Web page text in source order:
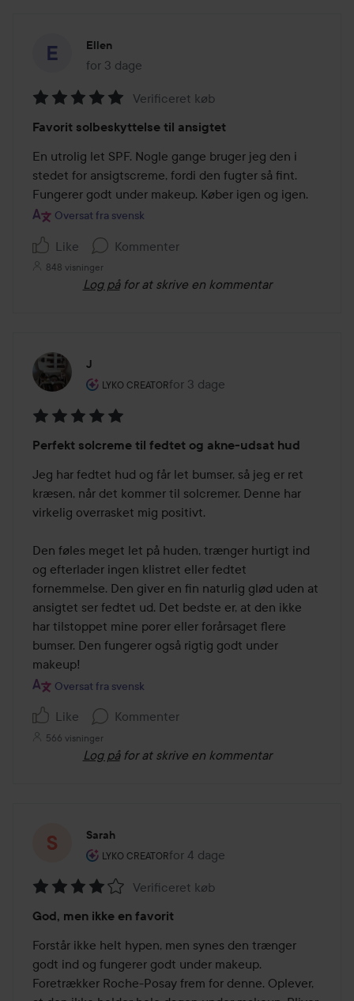
Ellen
for 3 dage
Posten blev oprettet for 3 dage
5
ud
af
5
Verificeret køb
Favorit solbeskyttelse til ansigtet
En utrolig let SPF. Nogle gange bruger jeg den i
stedet for ansigtscreme, fordi den fugter så fint.
Fungerer godt under makeup. Køber igen og igen.
Oversat fra svensk
Like Kommenter
848 visninger
Log på for at skrive en kommentar
J
LYKO CREATOR
Brugerens rolle: Lyko Creator.
for 3 dage
Posten blev oprettet for 3 dage
5
ud
af
5
Perfekt solcreme til fedtet og akne-udsat hud
Jeg har fedtet hud og får let bumser, så jeg er ret
kræsen, når det kommer til solcremer. Denne har
virkelig overrasket mig positivt.
Den føles meget let på huden, trænger hurtigt ind
og efterlader ingen klistret eller fedtet
fornemmelse. Den giver en fin naturlig glød uden at
ansigtet ser fedtet ud. Det bedste er, at den ikke
har tilstoppet mine porer eller forårsaget flere
bumser. Den fungerer også rigtig godt under
makeup!
Oversat fra svensk
Like Kommenter
566 visninger
Log på for at skrive en kommentar
Sarah
LYKO CREATOR
Brugerens rolle: Lyko Creator.
for 4 dage
Posten blev oprettet for 4 dage
4
ud
af
5
Verificeret køb
God, men ikke en favorit
Forstår ikke helt hypen, men synes den trænger
godt ind og fungerer godt under makeup.
Foretrækker Roche-Posay frem for denne. Oplever,